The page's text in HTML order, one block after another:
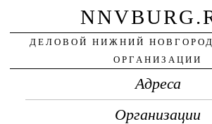
ДЕЛОВОЙ НИЖНИЙ
ОРГАНИЗАЦИИ
Адреса
Организации